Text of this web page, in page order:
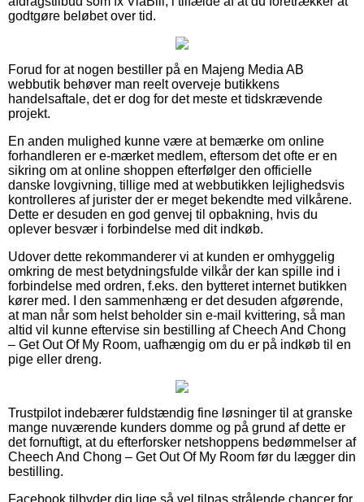
godtgøre beløbet over tid.
Forud for at nogen bestiller på en Majeng Media AB
webbutik behøver man reelt overveje butikkens
handelsaftale, det er dog for det meste et tidskrævende
projekt.
En anden mulighed kunne være at bemærke om online
forhandleren er e-mærket medlem, eftersom det ofte er en
sikring om at online shoppen efterfølger den officielle
danske lovgivning, tillige med at webbutikken lejlighedsvis
kontrolleres af jurister der er meget bekendte med vilkårene.
Dette er desuden en god genvej til opbakning, hvis du
oplever besvær i forbindelse med dit indkøb.
Udover dette rekommanderer vi at kunden er omhyggelig
omkring de mest betydningsfulde vilkår der kan spille ind i
forbindelse med ordren, f.eks. den bytteret internet butikken
kører med. I den sammenhæng er det desuden afgørende,
at man når som helst beholder sin e-mail kvittering, så man
altid vil kunne eftervise sin bestilling af Cheech And Chong
– Get Out Of My Room, uafhængig om du er på indkøb til en
pige eller dreng.
Trustpilot indebærer fuldstændig fine løsninger til at granske
mange nuværende kunders domme og på grund af dette er
det fornuftigt, at du efterforsker netshoppens bedømmelser af
Cheech And Chong – Get Out Of My Room før du lægger din
bestilling.
Facebook tilbyder dig lige så vel tilpas strålende chancer for